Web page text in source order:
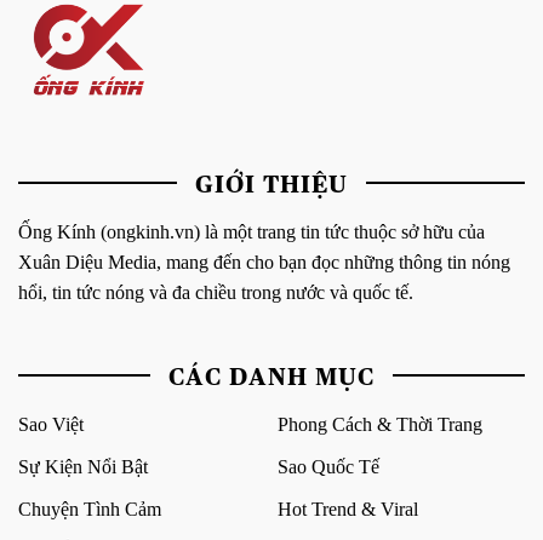
GIỚI THIỆU
Ống Kính (ongkinh.vn) là một trang tin tức thuộc sở hữu của
Xuân Diệu Media, mang đến cho bạn đọc những thông tin nóng
hổi, tin tức nóng và đa chiều trong nước và quốc tế.
CÁC DANH MỤC
Sao Việt Phong Cách & Thời Trang
Sự Kiện Nổi Bật Sao Quốc Tế
Chuyện Tình Cảm Hot Trend & Viral